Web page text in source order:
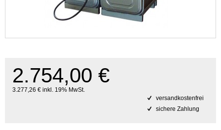
2.754,00 €
3.277,26 € inkl. 19% MwSt.
versandkostenfrei
sichere Zahlung